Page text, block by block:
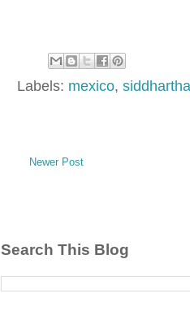
Labels: mexico, siddhartha
Newer Post
Search This Blog